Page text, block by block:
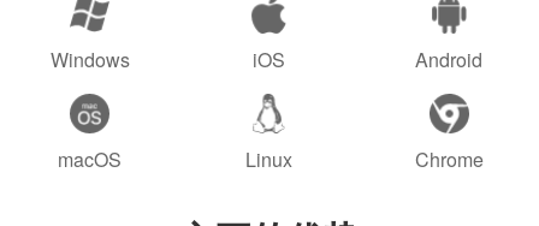
Windows iOS Android
macOS Linux Chrome